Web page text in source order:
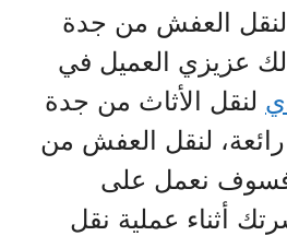
لنقل العفش من جدة
لك عزيزي العميل في
لنقل الأثاث من جدة
رائعة، لنقل العفش من
فسوف نعمل على
أثناء عملية نقل